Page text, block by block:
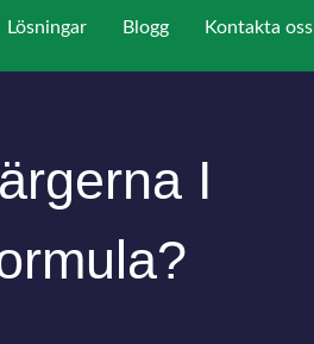
Lösningar Blogg Kontakta oss
I